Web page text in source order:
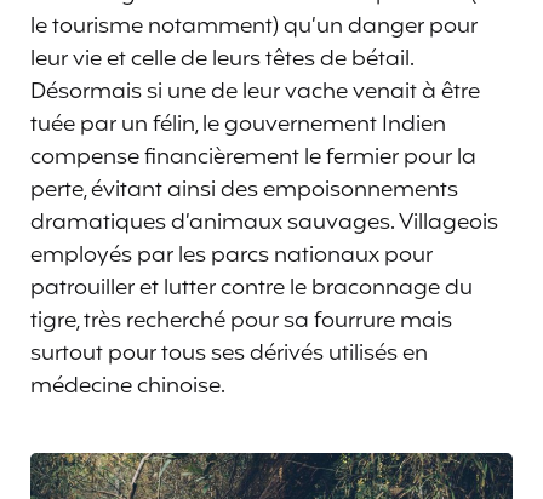
le tourisme notamment) qu’un danger pour
leur vie et celle de leurs têtes de bétail.
Désormais si une de leur vache venait à être
tuée par un félin, le gouvernement Indien
compense financièrement le fermier pour la
perte, évitant ainsi des empoisonnements
dramatiques d’animaux sauvages. Villageois
employés par les parcs nationaux pour
patrouiller et lutter contre le braconnage du
tigre, très recherché pour sa fourrure mais
surtout pour tous ses dérivés utilisés en
médecine chinoise.